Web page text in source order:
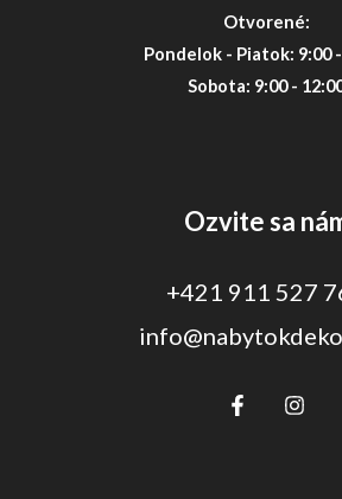
Otvorené:
Pondelok - Piatok: 9:00
Sobota: 9:00 -
Ozvite sa
+421 911 527